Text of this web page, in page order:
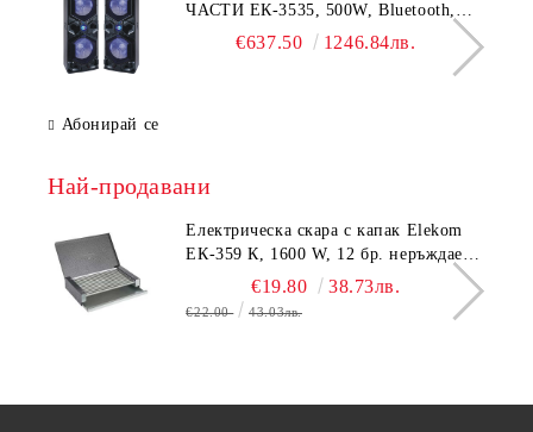
ЧАСТИ ЕК-3535, 500W, Bluetooth,
Bluetooth, USB, Караоке, 2
€637.50 1246.84лв.
Абонирай се
Най-продавани
Електрическа скара с капак Elekom
ЕК-359 К, 1600 W, 12 бр. неръждаеми
тръбни нагревятеля
€19.80 38.73лв.
€22.00 43.03лв.